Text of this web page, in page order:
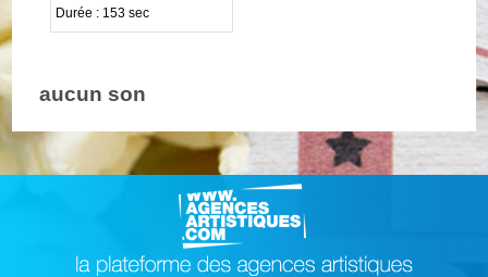
Durée : 153 sec
aucun son